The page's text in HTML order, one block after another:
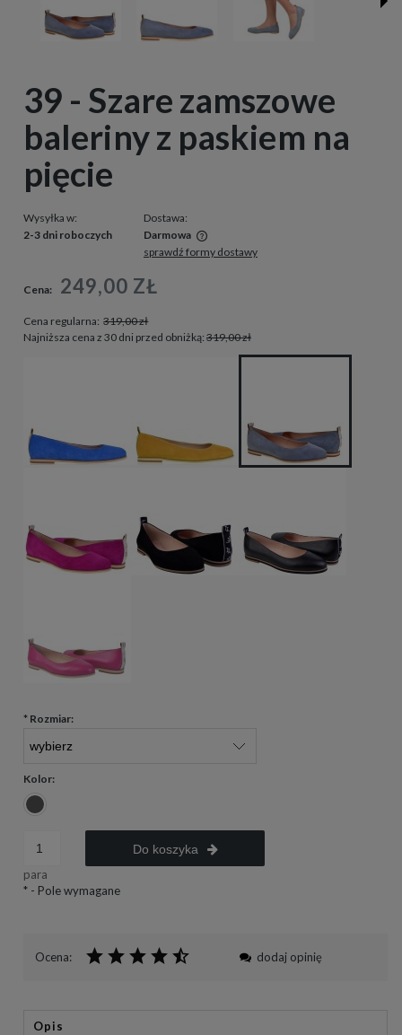
39 - Szare zamszowe
baleriny z paskiem na
pięcie
Wysyłka w:
2-3 dni roboczych
Dostawa:
Darmowa
Cena nie zawiera ewentualnych kosztów płatności
sprawdź formy dostawy
Cena: 249,00 ZŁ
Cena regularna: 319,00 zł
Najniższa cena z 30 dni przed obniżką: 319,00 zł
* Rozmiar:
Kolor:
para
Do koszyka
* - Pole wymagane
Ocena: dodaj opinię
Opis